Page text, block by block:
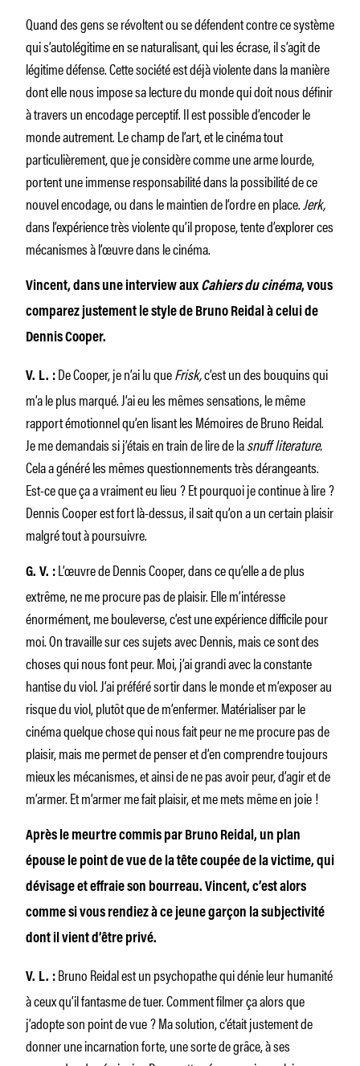
Quand des gens se révoltent ou se défendent contre ce système
qui s’autolégitime en se naturalisant, qui les écrase, il s’agit de
légitime défense. Cette société est déjà violente dans la manière
dont elle nous impose sa lecture du monde qui doit nous définir
à travers un encodage perceptif. Il est possible d’encoder le
monde autrement. Le champ de l’art, et le cinéma tout
particulièrement, que je considère comme une arme lourde,
portent une immense responsabilité dans la possibilité de ce
nouvel encodage, ou dans le maintien de l’ordre en place.Jerk,
dans l’expérience très violente qu’il propose, tente d’explorer ces
mécanismes à l’œuvre dans le cinéma.
Vincent, dans une interview aux Cahiers du cinéma, vous
comparez justement le style de Bruno Reidal à celui de
Dennis Cooper.
V. L. : De Cooper, je n’ai lu queFrisk,c’est un des bouquins qui
m’a le plus marqué. J’ai eu les mêmes sensations, le même
rapport émotionnel qu’en lisant les Mémoires de Bruno Reidal.
Je me demandais si j’étais en train de lire de lasnuff literature.
Cela a généré les mêmes questionnements très dérangeants.
Est-ce que ça a vraiment eu lieu ? Et pourquoi je continue à lire ?
Dennis Cooper est fort là-dessus, il sait qu’on a un certain plaisir
malgré tout à poursuivre.
G. V. : L’œuvre de Dennis Cooper, dans ce qu’elle a de plus
extrême, ne me procure pas de plaisir. Elle m’intéresse
énormément, me bouleverse, c’est une expérience difficile pour
moi. On travaille sur ces sujets avec Dennis, mais ce sont des
choses qui nous font peur. Moi, j’ai grandi avec la constante
hantise du viol. J’ai préféré sortir dans le monde et m’exposer au
risque du viol, plutôt que de m’enfermer. Matérialiser par le
cinéma quelque chose qui nous fait peur ne me procure pas de
plaisir, mais me permet de penser et d’en comprendre toujours
mieux les mécanismes, et ainsi de ne pas avoir peur, d’agir et de
m’armer. Et m’armer me fait plaisir, et me mets même en joie !
Après le meurtre commis par Bruno Reidal, un plan
épouse le point de vue de la tête coupée de la victime, qui
dévisage et effraie son bourreau. Vincent, c’est alors
comme si vous rendiez à ce jeune garçon la subjectivité
dont il vient d’être privé.
V. L. : Bruno Reidal est un psychopathe qui dénie leur humanité
à ceux qu’il fantasme de tuer. Comment filmer ça alors que
j’adopte son point de vue ? Ma solution, c’était justement de
donner une incarnation forte, une sorte de grâce, à ses